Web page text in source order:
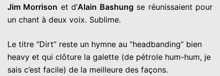
Jim Morrison et d’Alain Bashung se réunissaient pour
un chant à deux voix. Sublime.
Le titre “Dirt” reste un hymne au “headbanding” bien
heavy et qui clôture la galette (de pétrole hum-hum, je
sais c’est facile) de la meilleure des façons.